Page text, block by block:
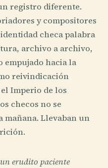
registro diferente.
y compositores
checa palabra
archivo a archivo,
empujado hacia la
reivindicación
Imperio de los
checos no se
mañana. Llevaban un
erudito paciente